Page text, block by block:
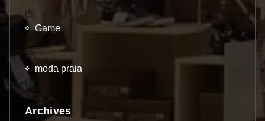
(5)
Game
(9)
moda praia
(1)
Archives